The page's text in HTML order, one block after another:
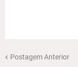
Postagem Anterior